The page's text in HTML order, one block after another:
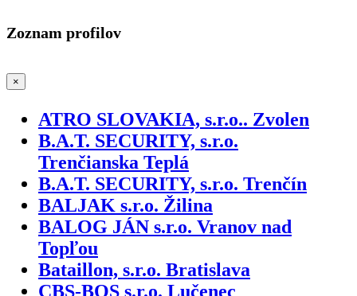
Zoznam profilov
×
ATRO SLOVAKIA, s.r.o.. Zvolen
B.A.T. SECURITY, s.r.o.
Trenčianska Teplá
B.A.T. SECURITY, s.r.o. Trenčín
BALJAK s.r.o. Žilina
BALOG JÁN s.r.o. Vranov nad
Topľou
Bataillon, s.r.o. Bratislava
CBS-BOS s.r.o. Lučenec